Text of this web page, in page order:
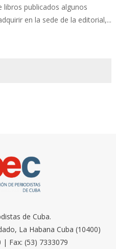
libros publicados algunos
en la sede de la editorial,...
de Cuba.
La Habana Cuba (10400)
| Fax: (53) 7333079